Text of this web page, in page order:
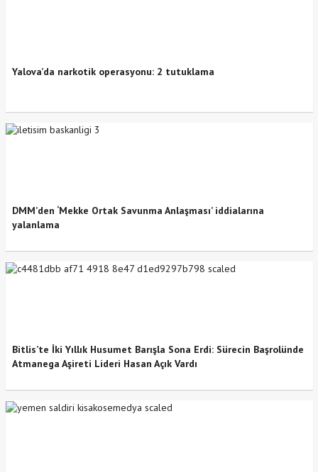
Yalova’da narkotik operasyonu: 2 tutuklama
DMM’den ‘Mekke Ortak Savunma Anlaşması’ iddialarına
yalanlama
Bitlis’te İki Yıllık Husumet Barışla Sona Erdi: Sürecin Başrolünde
Atmanega Aşireti Lideri Hasan Açık Vardı